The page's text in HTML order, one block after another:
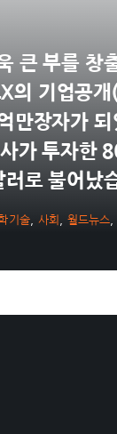
큰 부를 창
의 기업공개
만장자가 되
가 투자한
로 불어났
기술 사회 월드뉴스